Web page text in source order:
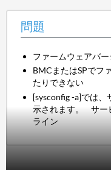
問題
ファームウェアバ
BMCまたはSPでフ
たりできない
[sysconfig -a]では
示されます。 サー
ライン